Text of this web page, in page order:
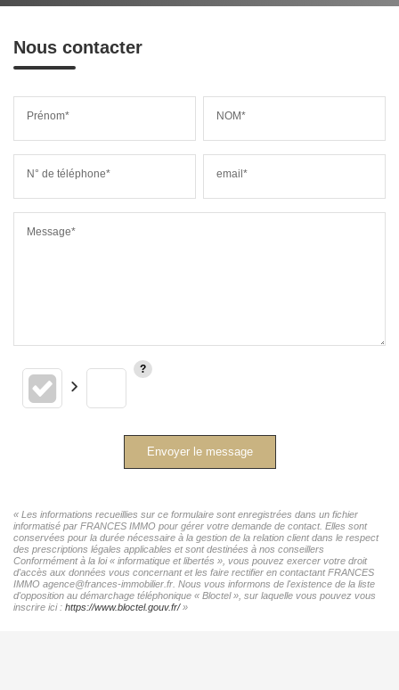
Nous contacter
Prénom* NOM*
N° de téléphone* email*
Message*
Envoyer le message
« Les informations recueillies sur ce formulaire sont enregistrées dans un fichier
informatisé par FRANCES IMMO pour gérer votre demande de contact. Elles sont
conservées pour la durée nécessaire à la gestion de la relation client dans le respect
des prescriptions légales applicables et sont destinées à nos conseillers
Conformément à la loi « informatique et libertés », vous pouvez exercer votre droit
d'accès aux données vous concernant et les faire rectifier en contactant FRANCES
IMMO agence@frances-immobilier.fr. Nous vous informons de l'existence de la liste
d'opposition au démarchage téléphonique « Bloctel », sur laquelle vous pouvez vous
inscrire ici : https://www.bloctel.gouv.fr/»